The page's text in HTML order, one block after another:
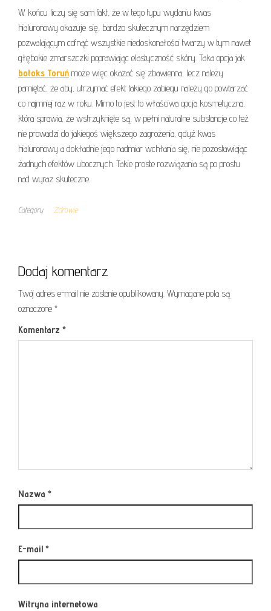
W końcu liczy się sam fakt, że w tego typu wydaniu kwas
hialuronowy okazuje się, bardzo skutecznym narzędziem
pozwalającym cofnąć wszystkie niedoskonałości twarzy w tym nawet
głębokie zmarszczki poprawiając elastyczność skóry. Taka opcja jak
botoks Toruń może więc okazać się zbawienna, lecz należy
pamiętać, że aby, utrzymać efekt takiego zabiegu należy go powtarzać
co najmniej raz w roku. Mimo to jest to właściwa opcja kosmetyczna,
która sprawia, że wstrzyknięte są, w pełni naturalne substancje co też
nie prowadzi do jakiegoś większego zagrożenia, gdyż kwas
hialuronowy a dokładnie jego nadmiar wchłania się, nie pozostawiając
żadnych efektów ubocznych. Takie proste rozwiązania są po prostu
nad wyraz skuteczne.
Category Zdrowie
Dodaj komentarz
Twój adres e-mail nie zostanie opublikowany. Wymagane pola są
oznaczone *
Komentarz *
Nazwa *
E-mail *
Witryna internetowa